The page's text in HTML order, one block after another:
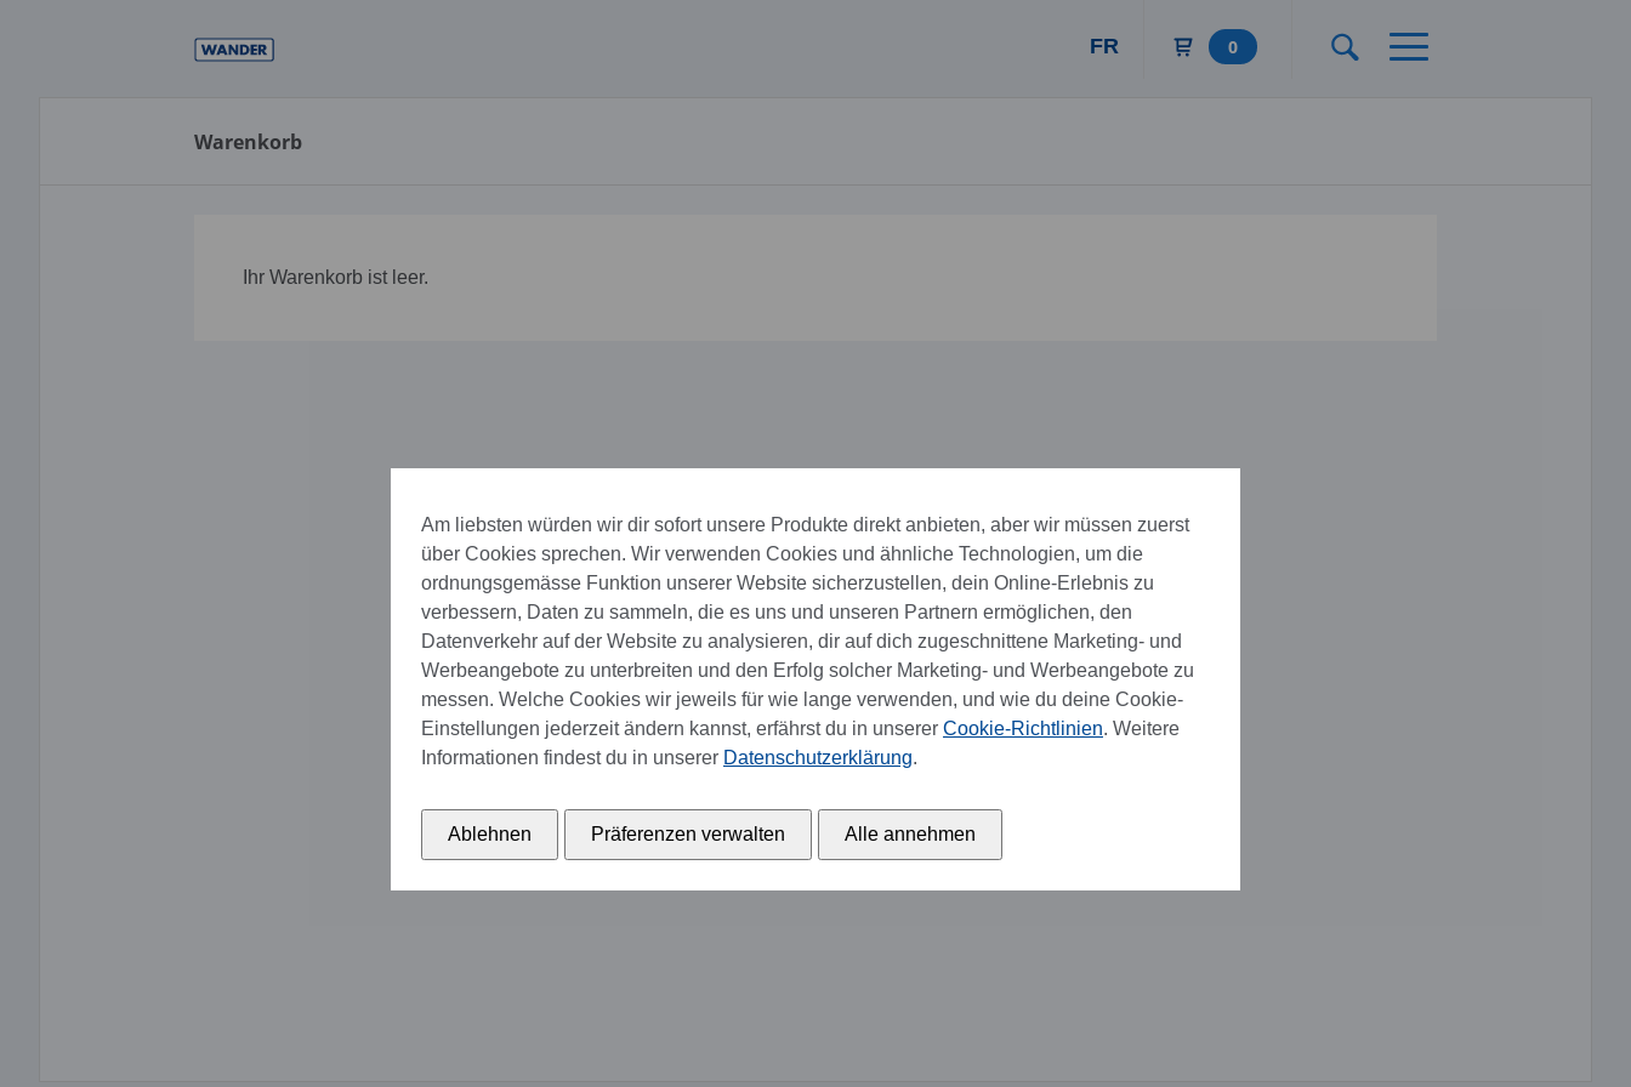
FR 0
Warenkorb
Ihr Warenkorb ist leer.
Am liebsten würden wir dir sofort unsere Produkte direkt anbieten, aber wir müssen zuerst
über Cookies sprechen. Wir verwenden Cookies und ähnliche Technologien, um die
ordnungsgemässe Funktion unserer Website sicherzustellen, dein Online-Erlebnis zu
verbessern, Daten zu sammeln, die es uns und unseren Partnern ermöglichen, den
Datenverkehr auf der Website zu analysieren, dir auf dich zugeschnittene Marketing- und
Werbeangebote zu unterbreiten und den Erfolg solcher Marketing- und Werbeangebote zu
messen. Welche Cookies wir jeweils für wie lange verwenden, und wie du deine Cookie-
Einstellungen jederzeit ändern kannst, erfährst du in unserer Cookie-Richtlinien. Weitere
Informationen findest du in unserer Datenschutzerklärung.
Ablehnen Präferenzen verwalten Alle annehmen